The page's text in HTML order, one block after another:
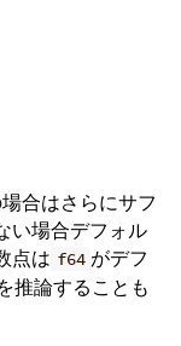
合はさらにサフ
い場合デフォル
点は f64 がデフ
推論することも